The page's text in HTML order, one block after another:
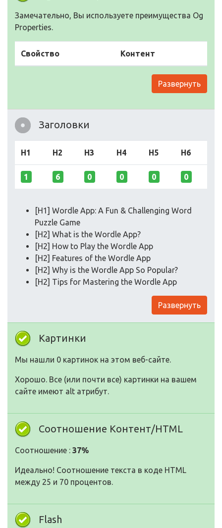
Замечательно, Вы используете преимущества Og
Properties.
Свойство Контент
Развернуть
Заголовки
H1 H2 H3 H4 H5 H6
1 6 0 0 0 0
[H1] Wordle App: A Fun & Challenging Word
Puzzle Game
[H2] What is the Wordle App?
[H2] How to Play the Wordle App
[H2] Features of the Wordle App
[H2] Why is the Wordle App So Popular?
[H2] Tips for Mastering the Wordle App
Развернуть
Картинки
Мы нашли 0 картинок на этом веб-сайте.
Хорошо. Все (или почти все) картинки на вашем
сайте имеют alt атрибут.
Соотношение Контент/HTML
Соотношение : 37%
Идеально! Соотношение текста в коде HTML
между 25 и 70 процентов.
Flash